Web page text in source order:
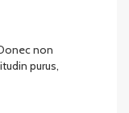
non
purus,